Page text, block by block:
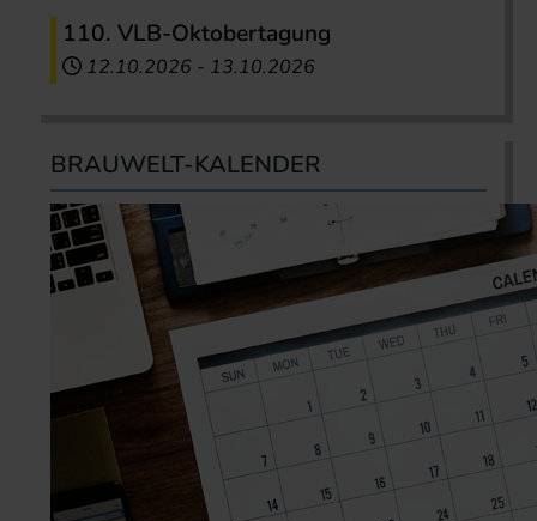
110. VLB-Oktobertagung
12.10.2026 - 13.10.2026
BRAUWELT-KALENDER